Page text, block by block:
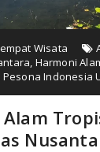
Wisata
Harmoni
Pesona Indonesia